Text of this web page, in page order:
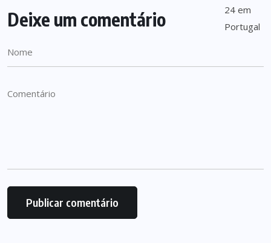
Deixe um comentário